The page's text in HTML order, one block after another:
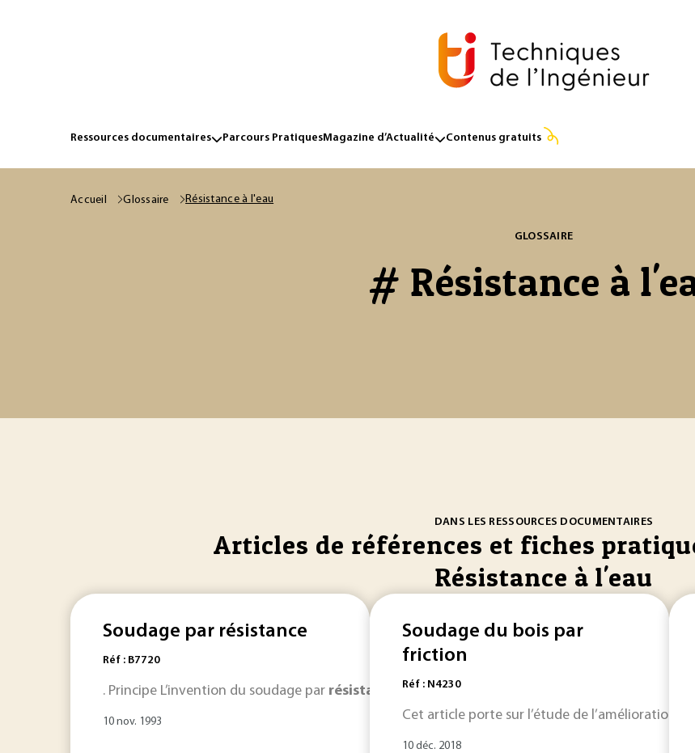
Ressources documentaires Parcours PratiquesMagazine d’Actualité Contenus gratuits
Accueil Glossaire Résistance à l'eau
GLOSSAIRE
# Résistance à
DANS LES RESSOURCES DOCUMENTAIRES
Articles de références et fiches
Résistance à l'eau
Soudage par résistance
Réf : B7720
. Principe L’invention du soudage par résistance est due à l’Américain Thomson en 1877. Ce
10 nov. 1993
Soudage du bois par
friction
Réf : N4230
Cet article porte sur l’étude de l’amélioration
10 déc. 2018